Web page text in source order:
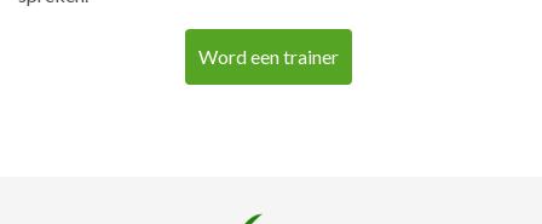
Word een trainer